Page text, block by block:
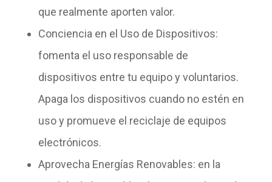
que realmente aporten valor.
Conciencia en el Uso de Dispositivos:
fomenta el uso responsable de
dispositivos entre tu equipo y voluntarios.
Apaga los dispositivos cuando no estén en
uso y promueve el reciclaje de equipos
electrónicos.
Aprovecha Energías Renovables: en la